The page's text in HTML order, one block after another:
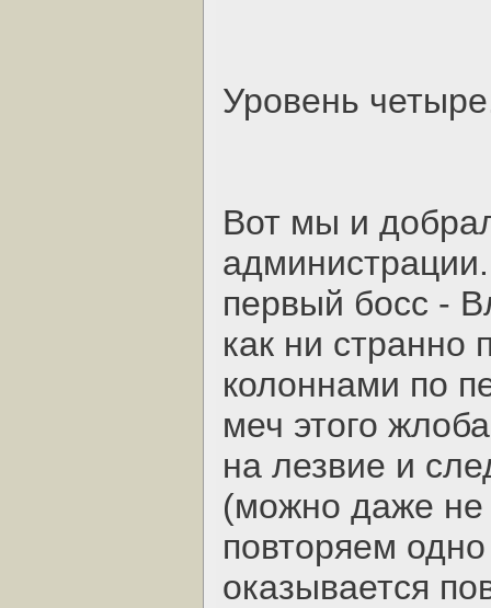
Уровень
Вот мы и
первый босс -
как ни странно
колоннами по
меч этого
на лезвие и
(можно даже не
повторяем
оказывается